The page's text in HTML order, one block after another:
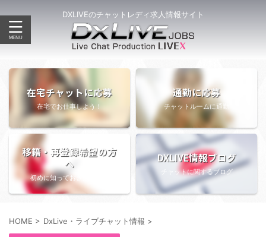
DXLIVEのチャットレディ求人情報サイト
在宅チャットに応募
在宅でお仕事しよう！
通勤に応募
チャットルームに通勤
移籍・再登録希望の方
へ
初めに知っておきたい情報
DXLIVE情報ブログ
チャットに関するブログ
HOME > DxLive・ライブチャット情報 >